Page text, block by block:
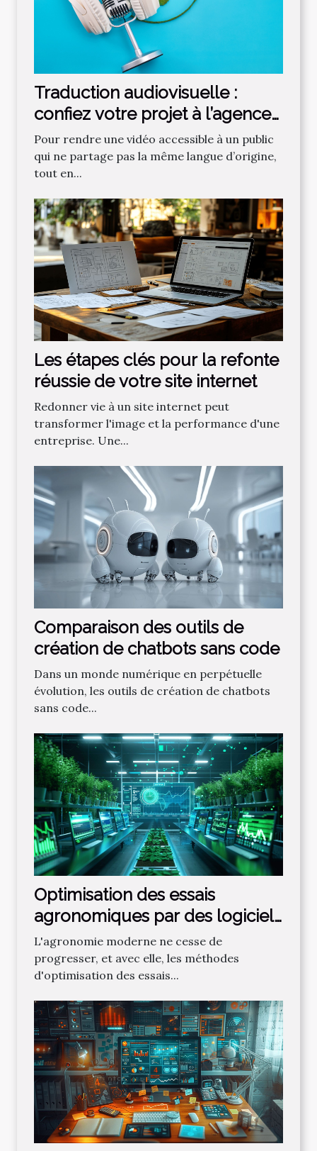
Traduction audiovisuelle :
confiez votre projet à l’agence
Sinaï Trad !
Pour rendre une vidéo accessible à un public
qui ne partage pas la même langue d’origine,
tout en...
Les étapes clés pour la refonte
réussie de votre site internet
Redonner vie à un site internet peut
transformer l'image et la performance d'une
entreprise. Une...
Comparaison des outils de
création de chatbots sans code
Dans un monde numérique en perpétuelle
évolution, les outils de création de chatbots
sans code...
Optimisation des essais
agronomiques par des logiciels
de gestion et analyse
L'agronomie moderne ne cesse de
progresser, et avec elle, les méthodes
d'optimisation des essais...